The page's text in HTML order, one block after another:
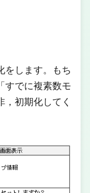
をします。もち
すでに複素数モ
初期化してく